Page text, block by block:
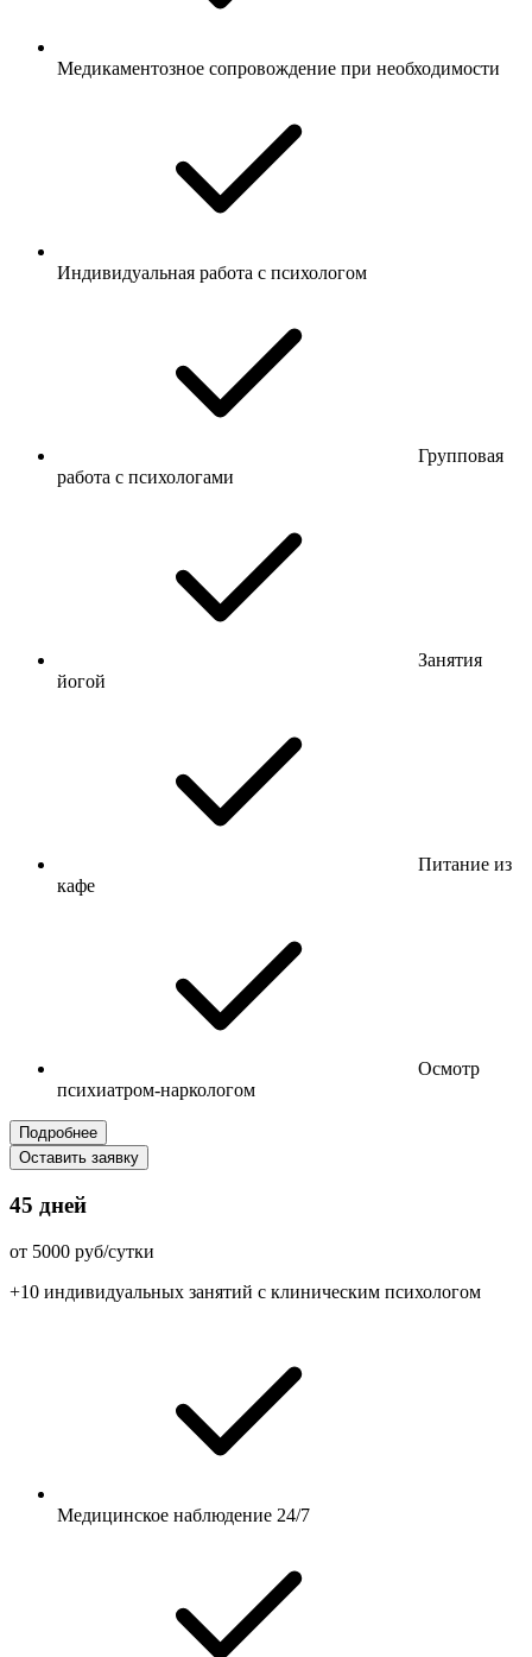
Медикаментозное сопровождение при необходимости
Индивидуальная работа с психологом
Групповая
работа с психологами
Занятия
йогой
Питание из
кафе
Осмотр
психиатром-наркологом
Подробнее
Оставить заявку
45 дней
от 5000 руб/сутки
+10 индивидуальных занятий с клиническим психологом
Медицинское наблюдение 24/7